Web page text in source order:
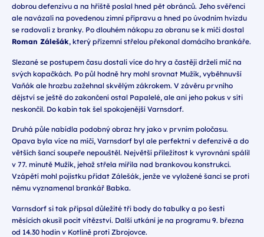
dobrou defenzivu a na hřiště poslal hned pět obránců. Jeho svěřenci
ale navázali na povedenou zimní přípravu a hned po úvodním hvizdu
se radovali z branky. Po dlouhém nákopu za obranu se k míči dostal
Roman Zálešák, který přízemní střelou překonal domácího brankáře.
Slezané se postupem času dostali více do hry a častěji drželi míč na
svých kopačkách. Po půl hodně hry mohl srovnat Mužík, vyběhnuvší
Vaňák ale hrozbu zažehnal skvělým zákrokem. V závěru prvního
dějství se ještě do zakončení ostal Papalelé, ale ani jeho pokus v síti
neskončil. Do kabin tak šel spokojenější Varnsdorf.
Druhá půle nabídla podobný obraz hry jako v prvním poločasu.
Opava byla více na míči, Varnsdorf byl ale perfektní v defenzivě a do
větších šancí soupeře nepouštěl. Největší příležitost k vyrovnání spálil
v 77. minutě Mužík, jehož střela mířila nad brankovou konstrukci.
Vzápětí mohl pojistku přidat Zálešák, jenže ve vyložené šanci se proti
němu vyznamenal brankář Babka.
Varnsdorf si tak připsal důležité tři body do tabulky a po šesti
měsících okusil pocit vítězství. Další utkání je na programu 9. března
od 14.30 hodin v Kotlině proti Zbrojovce.